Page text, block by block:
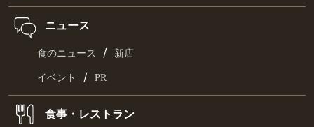
ニュース
食のニュース / 新店
イベント / PR
食事・レストラン